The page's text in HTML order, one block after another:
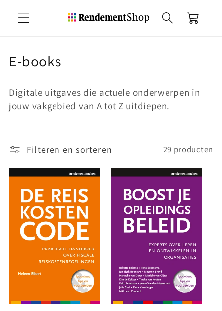
naar de
content
Winkelwagen
C
l
l
c
t
E-books
Digitale uitgaves die actuele onderwerpen in
jouw vakgebied van A tot Z uitdiepen.
Filteren en sorteren 29 producten